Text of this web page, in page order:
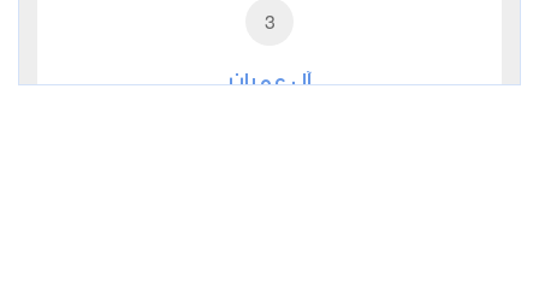
3
آل عمران